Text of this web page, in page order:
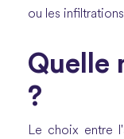
ou les
Quelle
?
Le choix entre